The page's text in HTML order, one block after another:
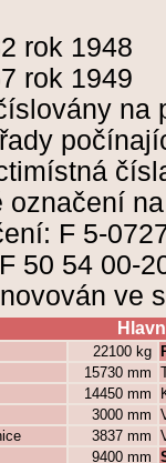
rok 1948
rok 1949
na
označení
F 5-
50 54 00-
ve
22100 kg
15730 mm
14450 mm
3000 mm
3837 mm
9400 mm